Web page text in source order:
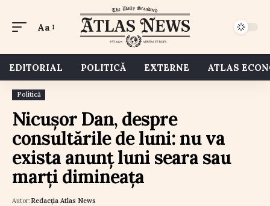
Aa
EDITORIAL POLITICĂ EXTERNE ATLAS
Politică
Nicușor Dan, despre
consultările de luni: nu va
exista anunț luni seara sau
marți dimineața
Autor:Redacția Atlas News